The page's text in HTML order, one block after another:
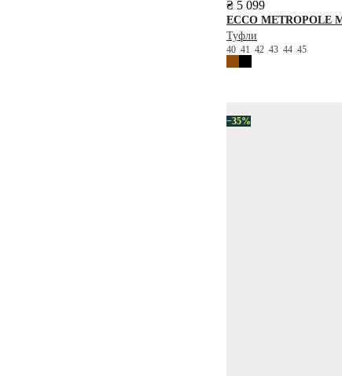
₴ 5 099
ECCO METROPOLE
Туфли
40 41 42 43 44 45
−35%